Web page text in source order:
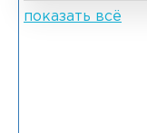
показать всё